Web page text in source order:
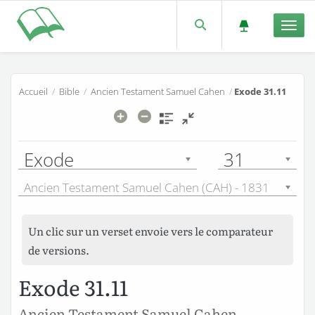
Accueil / Bible /Ancien Testament Samuel Cahen / Exode 31.11
Exode 31
Ancien Testament Samuel Cahen (CAH) - 1831
Un clic sur un verset envoie vers le comparateur
de versions.
Exode 31.11